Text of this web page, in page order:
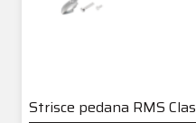
Strisce pedana RMS